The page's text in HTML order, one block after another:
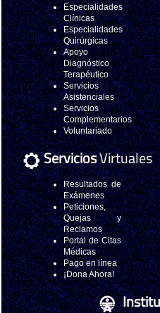
Especialidades
Clínicas
Especialidades
Quirúrgicas
Apoyo
Diagnóstico
Terapéutico
Servicios
Asistenciales
Servicios
Complementarios
Voluntariado
ServiciosVirtuales
Resultados de
Exámenes
Peticiones,
Quejas y
Reclamos
Portal de Citas
Médicas
Pago en línea
¡Dona Ahora!